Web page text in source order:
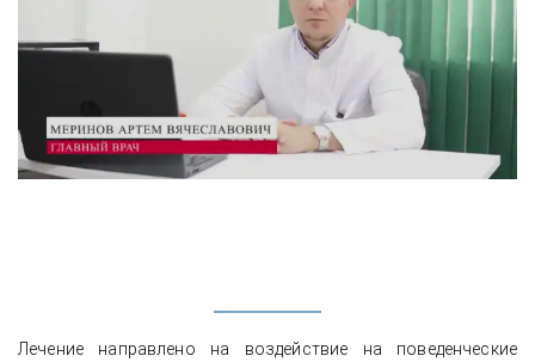
Лечение направлено на воздействие на поведенческие